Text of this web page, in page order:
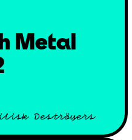
Metal
Deströyers